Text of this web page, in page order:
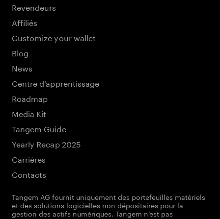
Revendeurs
Affiliés
Customize your wallet
Blog
News
Centre d’apprentissage
Roadmap
Media Kit
Tangem Guide
Yearly Recap 2025
Carrières
Contacts
Tangem AG fournit uniquement des portefeuilles matériels
et des solutions logicielles non dépositaires pour la
gestion des actifs numériques. Tangem n’est pas